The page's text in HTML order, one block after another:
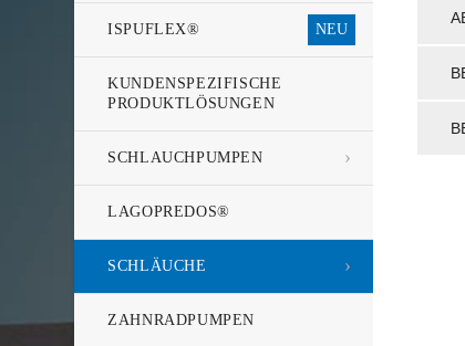
ISPUFLEX®
KUNDENSPEZIFISCHE
PRODUKTLÖSUNGEN
SCHLAUCHPUMPEN
LAGOPREDOS®
SCHLÄUCHE
ZAHNRADPUMPEN